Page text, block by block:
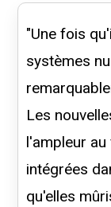
"Une fois
systèmes
Les
l'ampleur
intégrées
qu'elles